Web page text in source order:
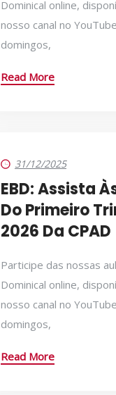
Dominical online,
nosso canal no
domingos,
Read More
31/12/2025
EBD: Assista
Do Primeiro
2026 Da CPAD
Participe das nossas
Dominical online,
nosso canal no
domingos,
Read More